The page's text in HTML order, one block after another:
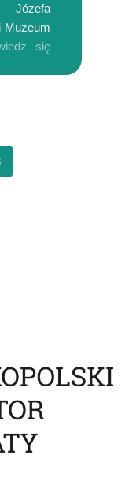
Józefa
Muzeum
się